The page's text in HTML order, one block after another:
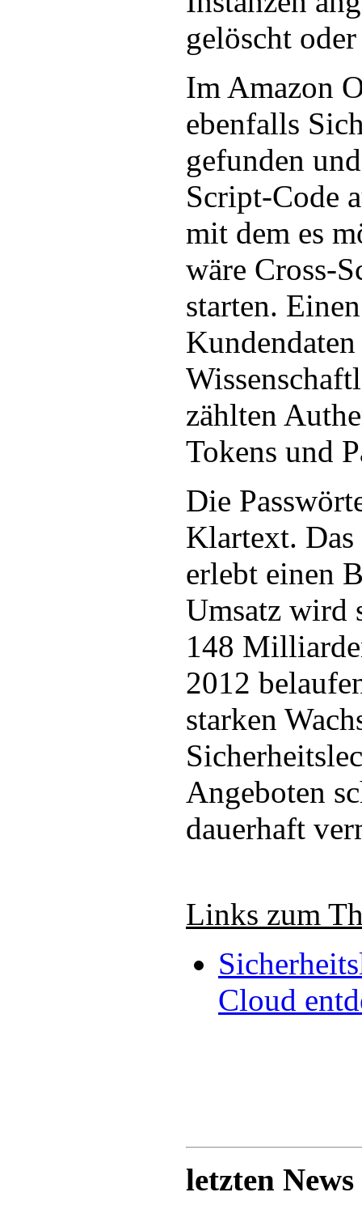
gelöscht
Im Amazon
ebenfalls
gefunden
Script-Code
mit dem es
wäre Cross-
starten.
zählten
Tokens und
Die
Klartext.
erlebt einen
Umsatz wird
148
2012
starken
Angeboten
dauerhaft
Links zum
Cloud
letzten News